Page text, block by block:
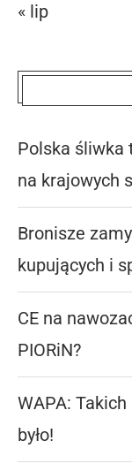
« lip
Polska śliwka
na krajowych
Bronisze
kupujących i
CE na
PIORiN?
WAPA:
było!